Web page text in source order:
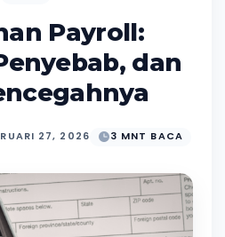
Payroll:
dan
27, 2026 3 MNT BACA